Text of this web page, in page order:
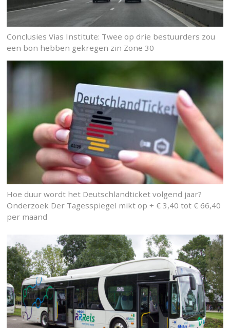
Conclusies Vias Institute: Twee op drie bestuurders zou
een bon hebben gekregen zin Zone 30
Hoe duur wordt het Deutschlandticket volgend jaar?
Onderzoek Der Tagesspiegel mikt op + € 3,40 tot € 66,40
per maand